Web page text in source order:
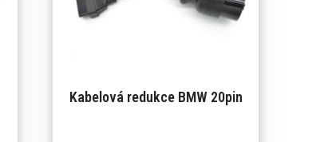
Kabelová redukce BMW 20pin